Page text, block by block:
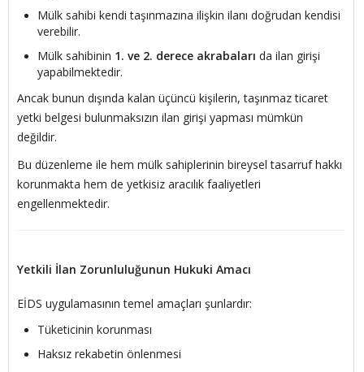
Mülk sahibi kendi taşınmazına ilişkin ilanı doğrudan kendisi
verebilir.
Mülk sahibinin 1. ve 2. derece akrabaları da ilan girişi
yapabilmektedir.
Ancak bunun dışında kalan üçüncü kişilerin, taşınmaz ticaret
yetki belgesi bulunmaksızın ilan girişi yapması mümkün
değildir.
Bu düzenleme ile hem mülk sahiplerinin bireysel tasarruf hakkı
korunmakta hem de yetkisiz aracılık faaliyetleri
engellenmektedir.
Yetkili İlan Zorunluluğunun Hukuki Amacı
EİDS uygulamasının temel amaçları şunlardır:
Tüketicinin korunması
Haksız rekabetin önlenmesi